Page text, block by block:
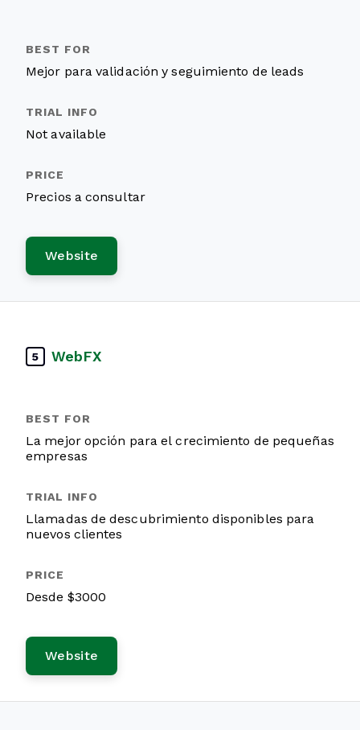
Mejor para validación y seguimiento de leads
Not available
Precios a consultar
Website
5 WebFX
La mejor opción para el crecimiento de pequeñas
empresas
Llamadas de descubrimiento disponibles para
nuevos clientes
Desde $3000
Website